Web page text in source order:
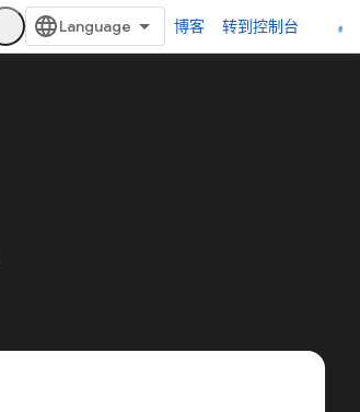
博客 转到控制台